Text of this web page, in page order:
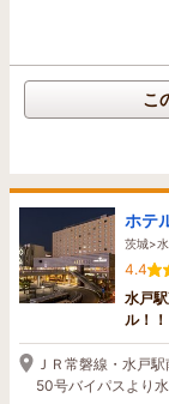
こ
ホテ
茨城>
4.4
水戸
ル！！
ＪＲ常磐線・水戸
50号バイパスより